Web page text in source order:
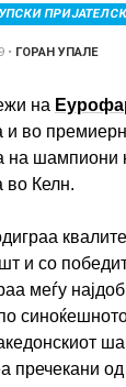
• ГОРАН УПАЛЕ
на
и во
на шампиони
во Келн.
и со
меѓу
пречекани од